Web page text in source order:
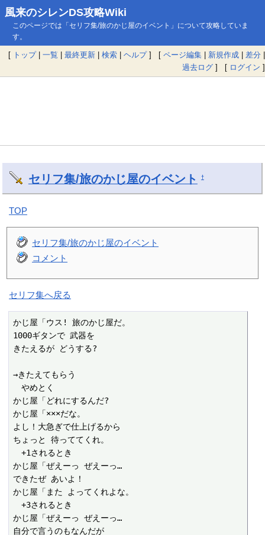
風来のシレンDS攻略Wiki
このページでは「セリフ集/旅のかじ屋のイベント」について攻略していま
す。
[ トップ| 一覧 | 最終更新 | 検索 | ヘルプ] [ ページ編集 | 新規作成 | 差分 |
過去ログ ] [ ログイン ]
セリフ集/旅のかじ屋のイベント †
TOP
セリフ集/旅のかじ屋のイベント
コメント
セリフ集へ戻る
かじ屋「ウス! 旅のかじ屋だ。
1000ギタンで 武器を
きたえるが どうする?
→きたえてもらう
やめとく
かじ屋「どれにするんだ?
かじ屋「×××だな。
よし！大急ぎで仕上げるから
ちょっと 待っててくれ。
+1されるとき
かじ屋「ぜえーっ ぜえーっ…
できたぜ あいよ！
かじ屋「また よってくれよな。
+3されるとき
かじ屋「ぜえーっ ぜえーっ…
自分で言うのもなんだが